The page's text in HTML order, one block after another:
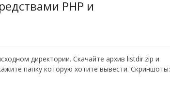
PHP и
директории. Скачайте архив listdir.zip и
папку которую хотите вывести. Скриншоты: